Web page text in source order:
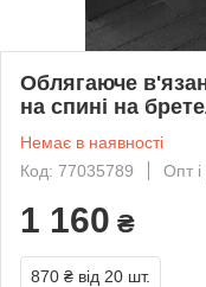
Облягаюче
на спині на
Немає в наявності
Код: 77035789
Опт і
1 160 ₴
870 ₴ від 20 шт.